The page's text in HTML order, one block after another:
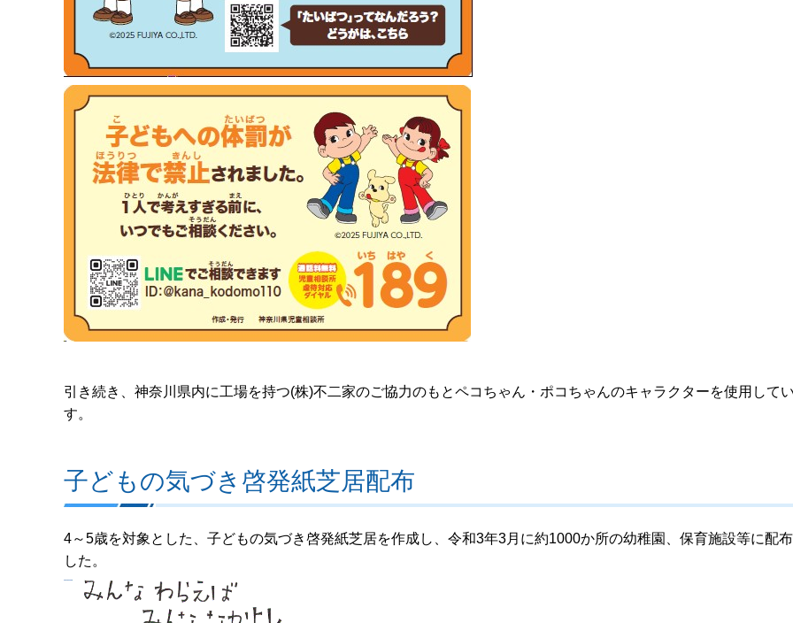
引き続き、神奈川県内に工場を持つ(株)不二家のご協力のもとペコちゃん・ポコちゃんのキャラクターを使用して
す。
子どもの気づき啓発紙芝居配布
4～5歳を対象とした、子どもの気づき啓発紙芝居を作成し、令和3年3月に約1000か所の幼稚園、保育施設等に配
した。